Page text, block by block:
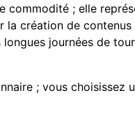
commodité ; elle
la création de contenus
journées de
; vous choisissez